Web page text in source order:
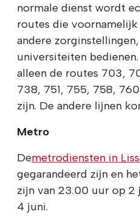
normale dienst wordt
routes die voornamelijk
andere
universiteiten
alleen de routes 703,
738, 751, 755, 758,
zijn. De andere lijnen
Metro
Demetrodiensten in
gegarandeerd zijn en
zijn van 23.00 uur op
4 juni.